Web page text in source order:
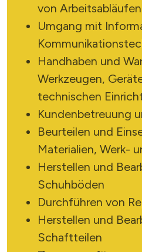
von Arbeitsabläufen
Umgang mit
Handhaben und
Werkzeugen,
technischen
Kundenbetreuung
Beurteilen und
Materialien, Werk-
Herstellen und
Schuhböden
Durchführen von
Herstellen und
Schaftteilen